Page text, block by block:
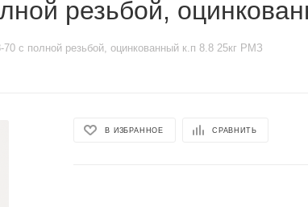
резьбой,
с полной резьбой, оцинкованный к.п 8.8 25кг РМЗ
В ИЗБРАННОЕ СРАВНИТЬ